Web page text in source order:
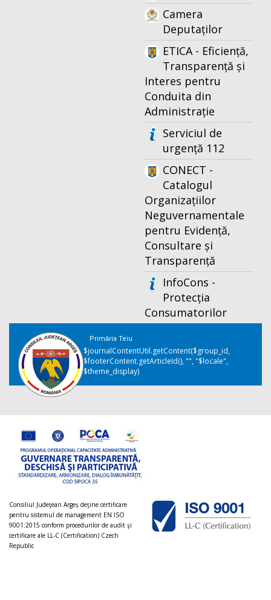
Camera
Deputaților
ETICA - Eficiență,
Transparență și
Interes pentru
Conduita din
Administrație
Serviciul de
urgență 112
CONECT -
Catalogul
Organizațiilor
Neguvernamentale
pentru Evidență,
Consultare și
Transparență
InfoCons -
Protecția
Consumatorilor
Primăria Teiu
$journalContentUtil.getContent($group_id,
$footerContent.getArticleId(), "", "$locale",
$theme_display)
Consiliul Judeţean Argeș deţine certificare
pentru sistemul de management EN ISO
9001:2015 conform procedurilor de audit şi
certificare ale LL-C (Certification) Czech
Republic